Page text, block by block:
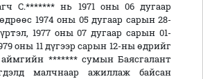
С.******* нь 1971 оны 06 дугаар
1974 оны 05 дугаар сарын 28-
1977 оны 07 дугаар сарын 01-
оны 11 дүгээр сарын 12-ны өдрийг
******* сумын Баясгалант
малчнаар ажиллаж байсан